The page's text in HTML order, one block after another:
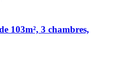
103m², 3 chambres,